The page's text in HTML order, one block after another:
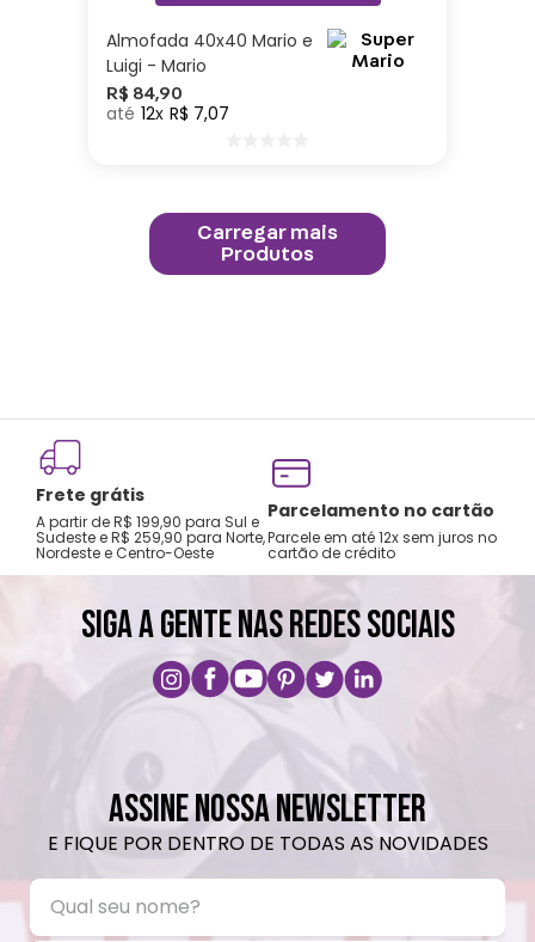
Almofada 40x40 Mario e
Luigi - Mario
R$ 84,90
12 R$ 7,07
Frete grátis
A partir de R$ 199,90 para Sul e
Sudeste e R$ 259,90 para Norte,
Nordeste e Centro-Oeste
Parcelamento no cartão
Parcele em até 12x sem juros no
cartão de crédito
SIGA A GENTE NAS REDES SOCIAIS
ASSINE NOSSA NEWSLETTER
E FIQUE POR DENTRO DE TODAS AS NOVIDADES